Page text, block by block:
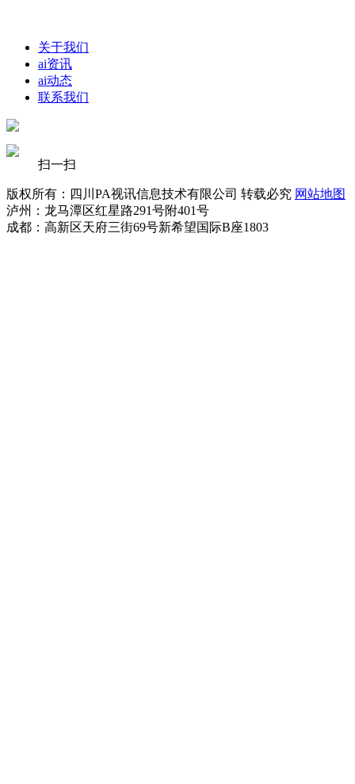
关于我们
ai资讯
ai动态
联系我们
扫一扫
版权所有：四川PA视讯信息技术有限公司 转载必究 网站地图
泸州：龙马潭区红星路291号附401号
成都：高新区天府三街69号新希望国际B座1803